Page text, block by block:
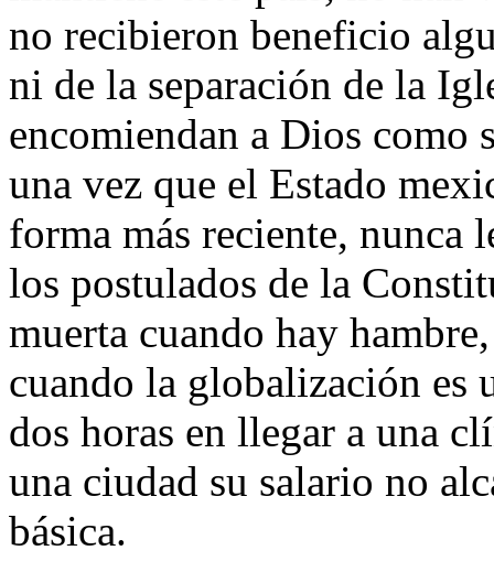
no recibieron beneficio
ni de la separación de la
encomiendan a Dios como
una vez que el Estado
forma más reciente,
los postulados de la
muerta cuando hay
cuando la globalización es
dos horas en llegar a una
una ciudad su salario no
básica.